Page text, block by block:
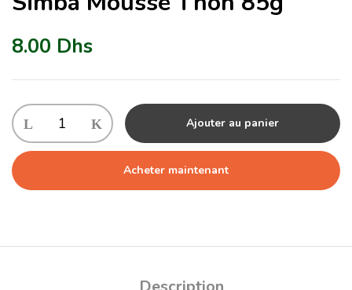
8.00 Dhs
Ajouter au panier
Acheter maintenant